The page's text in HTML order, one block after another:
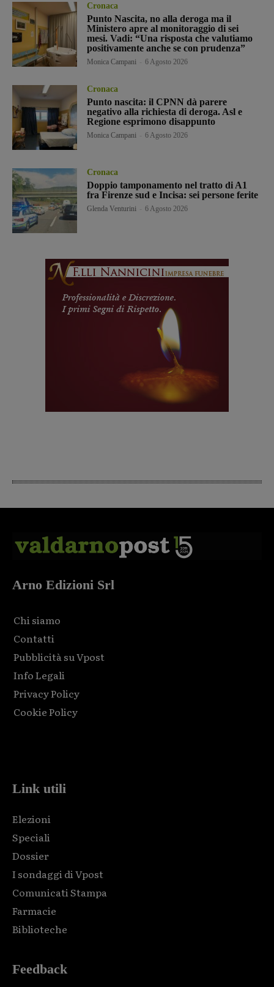
Cronaca
Punto Nascita, no alla deroga ma il
Ministero apre al monitoraggio di sei
mesi. Vadi: “Una risposta che valutiamo
positivamente anche se con prudenza”
Monica Campani 6 Agosto 2026
Cronaca
Punto nascita: il CPNN dà parere
negativo alla richiesta di deroga. Asl e
Regione esprimono disappunto
Monica Campani 6 Agosto 2026
Cronaca
Doppio tamponamento nel tratto di A1
fra Firenze sud e Incisa: sei persone ferite
Glenda Venturini 6 Agosto 2026
Arno Edizioni Srl
Chi siamo
Contatti
Pubblicità su Vpost
Info Legali
Privacy Policy
Cookie Policy
Link utili
Elezioni
Speciali
Dossier
I sondaggi di Vpost
Comunicati Stampa
Farmacie
Biblioteche
Feedback